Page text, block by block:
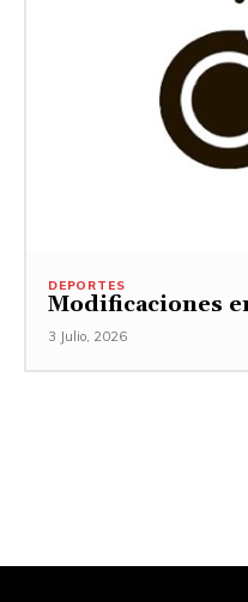
DEPORTES
Modificaciones
3 Julio, 2026